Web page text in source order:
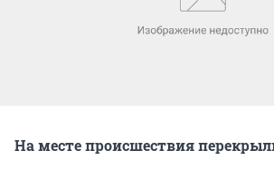
На месте происшествия